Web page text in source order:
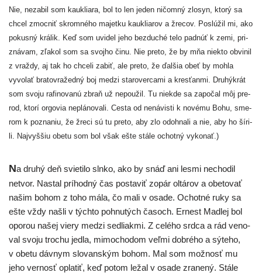
Nie, neza­bil som kauk­lia­ra, bol to len jeden ničom­ný zlo­syn, kto­rý sa
chcel zmoc­niť skrom­né­ho majet­ku kauk­lia­rov a žre­cov. Poslúžil mi, ako
pokus­ný krá­lik. Keď som uvi­del jeho bez­du­ché telo pad­núť k zemi, pri­
zná­vam, zľa­kol som sa svoj­ho činu. Nie pre­to, že by mňa nie­kto obvi­nil
z vraž­dy, aj tak ho chce­li zabiť, ale pre­to, že ďal­šia obeť by moh­la
vyvo­lať bra­to­vra­žed­ný boj medzi sta­ro­ver­ca­mi a kres­ťan­mi. Druhýkrát
som svo­ju rafi­no­va­nú zbraň už nepou­žil. Tu nie­kde sa zapo­čal môj pre­
rod, kto­rí orgo­via neplá­no­va­li. Cesta od nená­vis­ti k nové­mu Bohu, sme­
rom k pozna­niu, že žre­ci sú tu pre­to, aby zlo odo­hna­li a nie, aby ho šíri­
li. Najvyššiu obe­tu som bol však ešte stá­le ochot­ný vykonať.)
Na dru­hý deň svie­ti­lo sln­ko, ako by snáď ani les­mi necho­dil
netvor. Nastal prí­hod­ný čas posta­viť zopár oltá­rov a obe­to­vať
našim bohom z toho mála, čo mali v osa­de. Ochotné ruky sa
ešte vždy našli v tých­to pohnu­tých časoch. Ernest Madlej bol
opo­rou našej vie­ry medzi sed­liak­mi. Z celé­ho srd­ca a rád veno­
val svo­ju tro­chu jed­la, mimo­cho­dom veľ­mi dob­ré­ho a sýte­ho,
v obe­tu dáv­nym slo­van­ským bohom. Mal som mož­nosť mu
jeho ver­nosť opla­tiť, keď potom ležal v osa­de zra­ne­ný. Stále